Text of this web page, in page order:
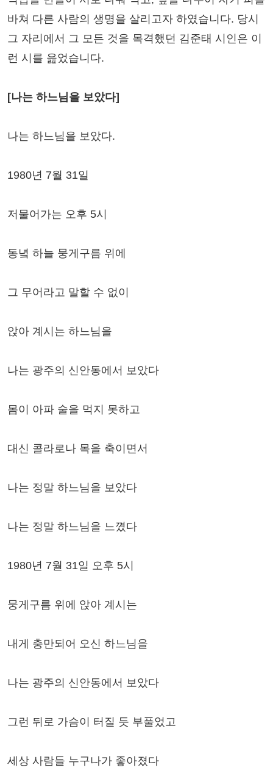
바쳐 다른 사람의 생명을 살리고자 하였습니다. 당시
그 자리에서 그 모든 것을 목격했던 김준태 시인은 이
런 시를 읊었습니다.
[나는 하느님을 보았다]
나는 하느님을 보았다.
1980년 7월 31일
저물어가는 오후 5시
동녘 하늘 뭉게구름 위에
그 무어라고 말할 수 없이
앉아 계시는 하느님을
나는 광주의 신안동에서 보았다
몸이 아파 술을 먹지 못하고
대신 콜라로나 목을 축이면서
나는 정말 하느님을 보았다
나는 정말 하느님을 느꼈다
1980년 7월 31일 오후 5시
뭉게구름 위에 앉아 계시는
내게 충만되어 오신 하느님을
나는 광주의 신안동에서 보았다
그런 뒤로 가슴이 터질 듯 부풀었고
세상 사람들 누구나가 좋아졌다